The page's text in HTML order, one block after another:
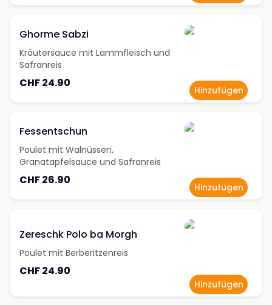
Ghorme Sabzi
Kräutersauce mit Lammfleisch und
Safranreis
CHF 24.90
Hinzufügen
Fessentschun
Poulet mit Walnüssen,
Granatapfelsauce und Safranreis
CHF 26.90
Hinzufügen
Zereschk Polo ba Morgh
Poulet mit Berberitzenreis
CHF 24.90
Hinzufügen